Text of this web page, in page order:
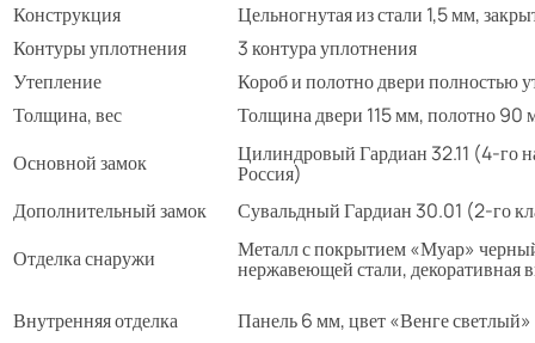
Конструкция
Цельногнутая из стали 1,5 мм,
Контуры уплотнения
3 контура уплотнения
Утепление
Короб и полотно двери полностью
Толщина, вес
Толщина двери 115 мм, полотно 90
Основной замок
Цилиндровый Гардиан 32.11 (4-го
Россия)
Дополнительный замок
Сувальдный Гардиан 30.01 (2-го
Отделка снаружи
Металл с покрытием «Муар»
нержавеющей стали, декоративная
Внутренняя отделка
Панель 6 мм, цвет «Венге светлый»